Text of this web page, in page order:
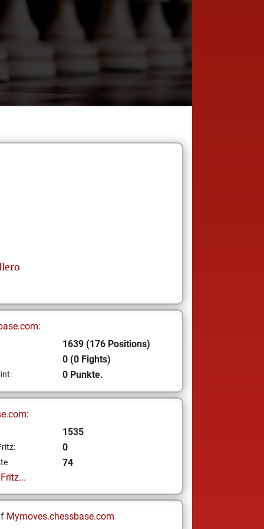
1639 (176 Positions)
0 (0 Fights)
0 Punkte.
1535
0
74
Mymoves.chessbase.com